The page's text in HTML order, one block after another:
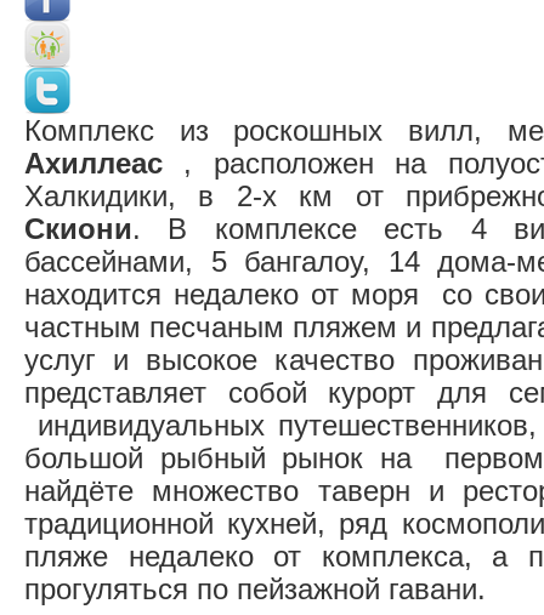
Комплекс из роскошных вилл,
Ахиллеас , расположен на
Халкидики, в 2-х км от
Скиони. В комплексе есть 4
бассейнами, 5 бангалоу, 14 дома-
находится недалеко от моря со
частным песчаным пляжем и
услуг и высокое качество
представляет собой курорт для
индивидуальных
большой рыбный рынок на
найдёте множество таверн и
традиционной кухней, ряд
пляже недалеко от комплекса, а
прогуляться по пейзажной гавани.